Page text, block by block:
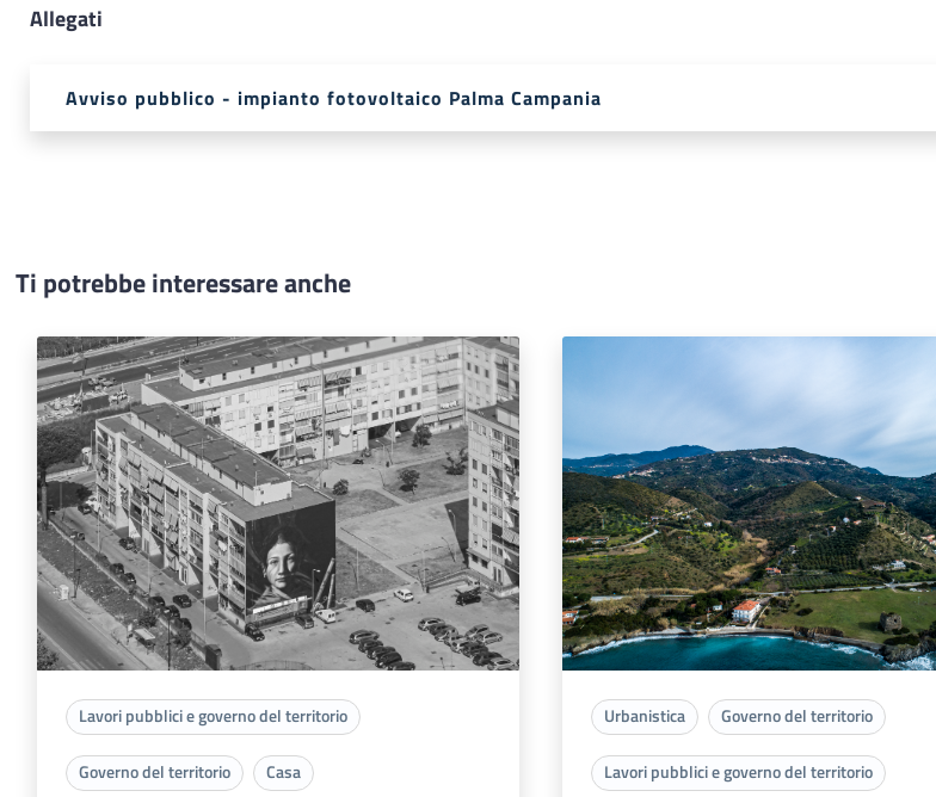
Allegati
Avviso pubblico - impianto fotovoltaico Palma Campania
Ti potrebbe interessare anche
Lavori pubblici e governo del territorio
Governo del territorio Casa
Urbanistica Governo del territorio
Lavori pubblici e governo del territorio